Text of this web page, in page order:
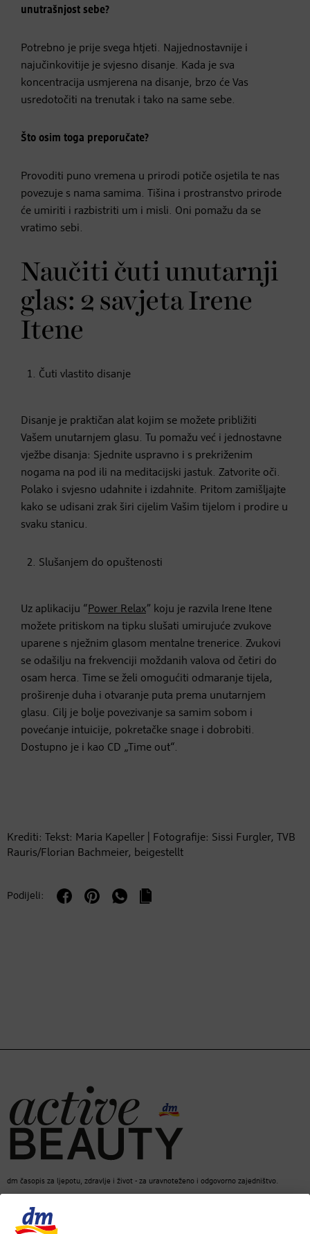
unutrašnjost sebe?
Potrebno je prije svega htjeti. Najjednostavnije i
najučinkovitije je svjesno disanje. Kada je sva
koncentracija usmjerena na disanje, brzo će Vas
usredotočiti na trenutak i tako na same sebe.
Što osim toga preporučate?
Provoditi puno vremena u prirodi potiče osjetila te nas
povezuje s nama samima. Tišina i prostranstvo prirode
će umiriti i razbistriti um i misli. Oni pomažu da se
vratimo sebi.
Naučiti čuti unutarnji
glas: 2 savjeta Irene
Itene
Čuti vlastito disanje
Disanje je praktičan alat kojim se možete približiti
Vašem unutarnjem glasu. Tu pomažu već i jednostavne
vježbe disanja: Sjednite uspravno i s prekriženim
nogama na pod ili na meditacijski jastuk. Zatvorite oči.
Polako i svjesno udahnite i izdahnite. Pritom zamišljajte
kako se udisani zrak širi cijelim Vašim tijelom i prodire u
svaku stanicu.
Slušanjem do opuštenosti
Uz aplikaciju “Power Relax” koju je razvila Irene Itene
možete pritiskom na tipku slušati umirujuće zvukove
uparene s nježnim glasom mentalne trenerice. Zvukovi
se odašilju na frekvenciji moždanih valova od četiri do
osam herca. Time se želi omogućiti odmaranje tijela,
proširenje duha i otvaranje puta prema unutarnjem
glasu. Cilj je bolje povezivanje sa samim sobom i
povećanje intuicije, pokretačke snage i dobrobiti.
Dostupno je i kao CD „Time out“.
Krediti: Tekst: Maria Kapeller | Fotografije: Sissi Furgler, TVB
Rauris/Florian Bachmeier, beigestellt
Podijeli:
dm časopis za ljepotu, zdravlje i život - za uravnoteženo i odgovorno zajedništvo.